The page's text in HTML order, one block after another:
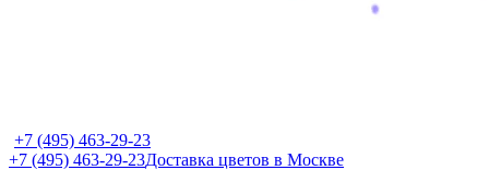
+7 (495) 463-29-23
+7 (495) 463-29-23Доставка цветов в Москве